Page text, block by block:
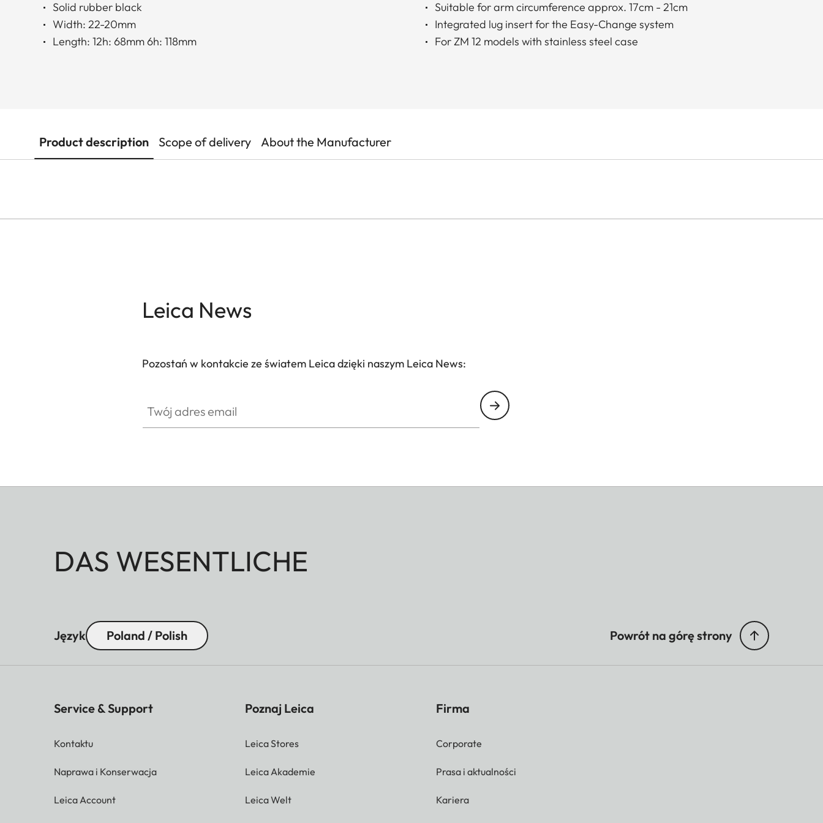
Solid rubber black
Width: 22-20mm
Length: 12h: 68mm 6h: 118mm
Suitable for arm circumference approx. 17cm - 21cm
Integrated lug insert for the Easy-Change system
For ZM 12 models with stainless steel case
Product description Scope of delivery About the Manufacturer
Leica News
Pozostań w kontakcie ze światem Leica dzięki naszym Leica News:
DAS WESENTLICHE
Język Poland / Polish Powrót na górę strony
Service & Support
Kontaktu
Naprawa i Konserwacja
Leica Account
Poznaj Leica
Leica Stores
Leica Akademie
Leica Welt
Firma
Corporate
Prasa i aktualności
Kariera